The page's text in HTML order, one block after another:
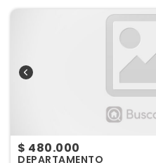
$ 480.000
DEPARTAMENTO